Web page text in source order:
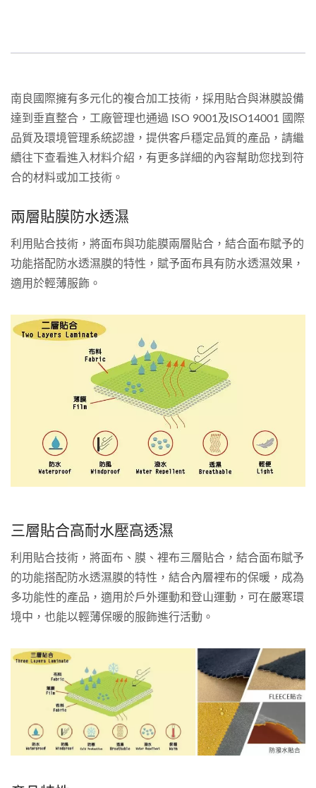
南良國際擁有多元化的複合加工技術，採用貼合與淋膜設備
達到垂直整合，工廠管理也通過 ISO 9001及ISO14001 國際
品質及環境管理系統認證，提供客戶穩定品質的產品，請繼
續往下查看進入材料介紹，有更多詳細的內容幫助您找到符
合的材料或加工技術。
兩層貼膜防水透濕
利用貼合技術，將面布與功能膜兩層貼合，結合面布賦予的
功能搭配防水透濕膜的特性，賦予面布具有防水透濕效果，
適用於輕薄服飾。
三層貼合高耐水壓高透濕
利用貼合技術，將面布、膜、裡布三層貼合，結合面布賦予
的功能搭配防水透濕膜的特性，結合內層裡布的保暖，成為
多功能性的產品，適用於戶外運動和登山運動，可在嚴寒環
境中，也能以輕薄保暖的服飾進行活動。